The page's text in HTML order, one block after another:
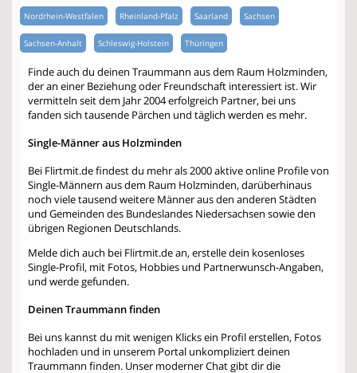
Nordrhein-Westfalen Rheinland-Pfalz Saarland Sachsen
Sachsen-Anhalt Schleswig-Holstein Thüringen
Finde auch du deinen Traummann aus dem Raum Holzminden,
der an einer Beziehung oder Freundschaft interessiert ist. Wir
vermitteln seit dem Jahr 2004 erfolgreich Partner, bei uns
fanden sich tausende Pärchen und täglich werden es mehr.
Single-Männer aus Holzminden
Bei Flirtmit.de findest du mehr als 2000 aktive online Profile von
Single-Männern aus dem Raum Holzminden, darüberhinaus
noch viele tausend weitere Männer aus den anderen Städten
und Gemeinden des Bundeslandes Niedersachsen sowie den
übrigen Regionen Deutschlands.
Melde dich auch bei Flirtmit.de an, erstelle dein kosenloses
Single-Profil, mit Fotos, Hobbies und Partnerwunsch-Angaben,
und werde gefunden.
Deinen Traummann finden
Bei uns kannst du mit wenigen Klicks ein Profil erstellen, Fotos
hochladen und in unserem Portal unkompliziert deinen
Traummann finden. Unser moderner Chat gibt dir die